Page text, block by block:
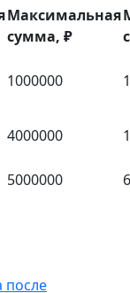
Максимальная
сумма, ₽
1000000
4000000
5000000 6
после